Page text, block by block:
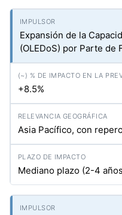
Expansión de la
(OLEDoS) por Parte de
+8.5%
Asia Pacífico, con
Mediano plazo (2-4